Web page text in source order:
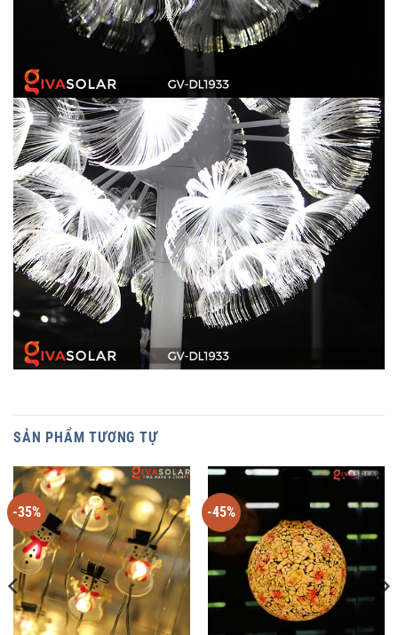
SẢN PHẨM TƯƠNG TỰ
-35% -45%